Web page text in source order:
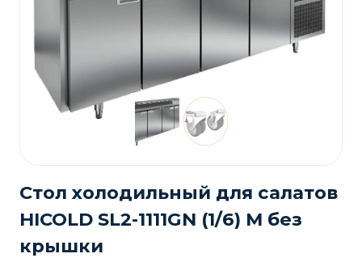
Стол холодильный для салатов
HICOLD SL2-1111GN (1/6) M без
крышки